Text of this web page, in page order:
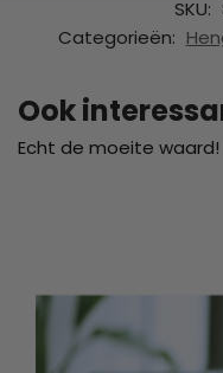
SKU:
Categorieën:
Ook
Echt de moeite waard!